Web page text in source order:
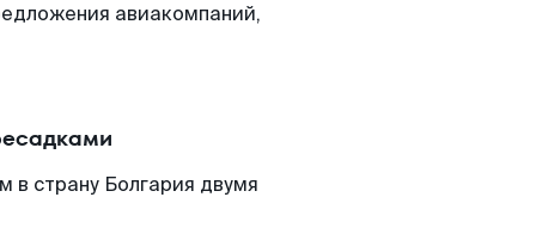
авиакомпаний,
в страну Болгария двумя